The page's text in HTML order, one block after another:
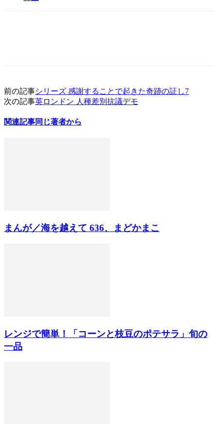
前の記事シリーズ 感謝することで起きた奇跡の証し7
次の記事英ロンドン 人種差別抗議デモ
関連記事同じ著者から
まんが／海を越えて 636、まどかまこ
レンジで簡単！「コーンと枝豆のポテサラ」旬の
一品